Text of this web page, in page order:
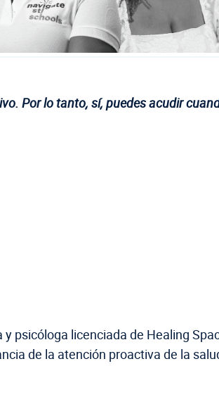
Por lo tanto, sí, puedes acudir
psicóloga licenciada de Healing
de la atención proactiva de la